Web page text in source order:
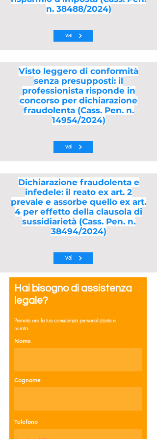
n. 38488/2024)
vai
Visto leggero di conformità
senza presupposti: il
professionista risponde in
concorso per dichiarazione
fraudolenta (Cass. Pen. n.
14954/2024)
vai
Dichiarazione fraudolenta e
infedele: il reato ex art. 2
prevale e assorbe quello ex art.
4 per effetto della clausola di
sussidiarietà (Cass. Pen. n.
38494/2024)
vai
Hai bisogno di assistenza
legale?
Prenota ora la tua consulenza personalizzata e
mirata.
Nome
Cognome
Telefono